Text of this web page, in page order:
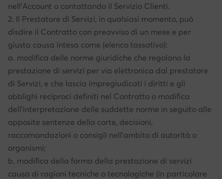
nell'Account o contattando il Servizio Clienti.
2. Il Prestatore di Servizi, in qualsiasi momento, può
disdire il Contratto con preavviso di un mese e per
giusta causa intesa come (elenco tassativo):
a. modifica delle norme giuridiche che regolano la
prestazione di servizi per via elettronica dal prestatore
di Servizi, e che lascia impregiudicati i diritti e gli
obblighi reciproci definiti nel Contratto o modifica
dell’interpretazione delle suddette norme in seguito alle
apposite sentenze della corte, decisioni,
raccomandazioni o consigli nell’ambito di autorità o
organismi;
b. modifica della forma della prestazione di servizi
causa di ragioni tecniche o tecnologiche (in particolare